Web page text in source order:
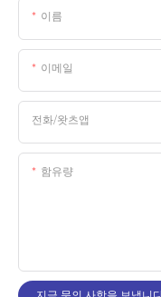
이름
이메일
전화/왓츠앱
함유량